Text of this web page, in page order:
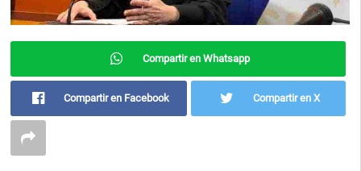
Compartir en Whatsapp
Compartir en Facebook Compartir en X